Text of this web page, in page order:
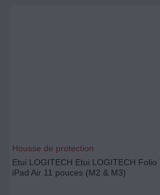
Housse de protection
Etui LOGITECH Etui LOGITECH Folio
iPad Air 11 pouces (M2 & M3)